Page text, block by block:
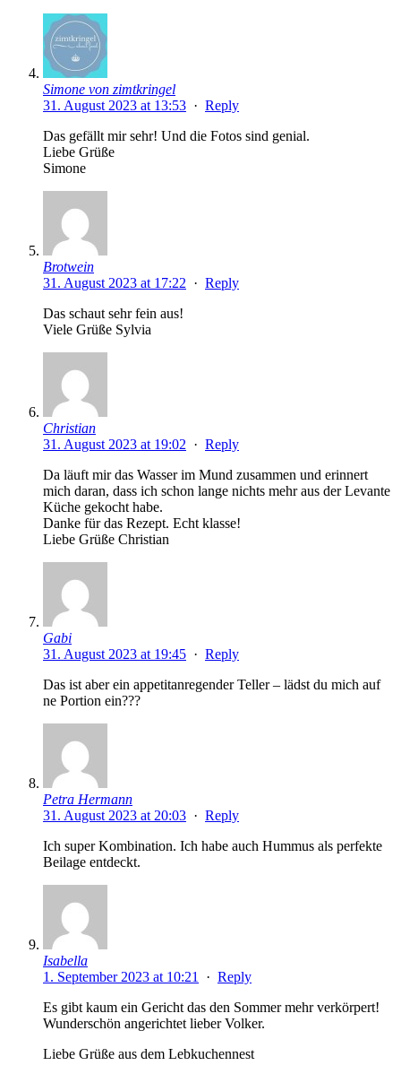
Simone von zimtkringel
31. August 2023 at 13:53 · Reply
Das gefällt mir sehr! Und die Fotos sind genial.
Liebe Grüße
Simone
Brotwein
31. August 2023 at 17:22 · Reply
Das schaut sehr fein aus!
Viele Grüße Sylvia
Christian
31. August 2023 at 19:02 · Reply
Da läuft mir das Wasser im Mund zusammen und erinnert
mich daran, dass ich schon lange nichts mehr aus der Levante
Küche gekocht habe.
Danke für das Rezept. Echt klasse!
Liebe Grüße Christian
Gabi
31. August 2023 at 19:45 · Reply
Das ist aber ein appetitanregender Teller – lädst du mich auf
ne Portion ein???
Petra Hermann
31. August 2023 at 20:03 · Reply
Ich super Kombination. Ich habe auch Hummus als perfekte
Beilage entdeckt.
Isabella
1. September 2023 at 10:21 · Reply
Es gibt kaum ein Gericht das den Sommer mehr verkörpert!
Wunderschön angerichtet lieber Volker.
Liebe Grüße aus dem Lebkuchennest